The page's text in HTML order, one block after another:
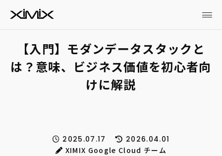
【入門】モダンデータスタックと
は？意味、ビジネス価値を初心者向
けに解説
2025.07.17
2026.04.01
XIMIX Google Cloud チーム